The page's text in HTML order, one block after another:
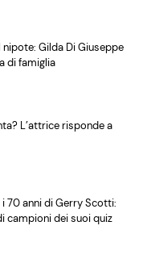
Gilda Di Giuseppe
di famiglia
L’attrice risponde a
70 anni di Gerry Scotti:
campioni dei suoi quiz